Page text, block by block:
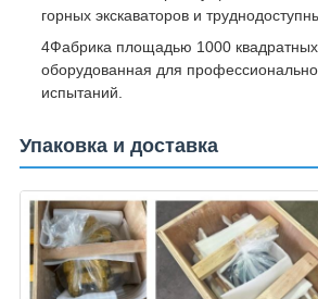
горных экскаваторов и
4Фабрика площадью 1000 квадратных
оборудованная для
испытаний.
Упаковка и доставка